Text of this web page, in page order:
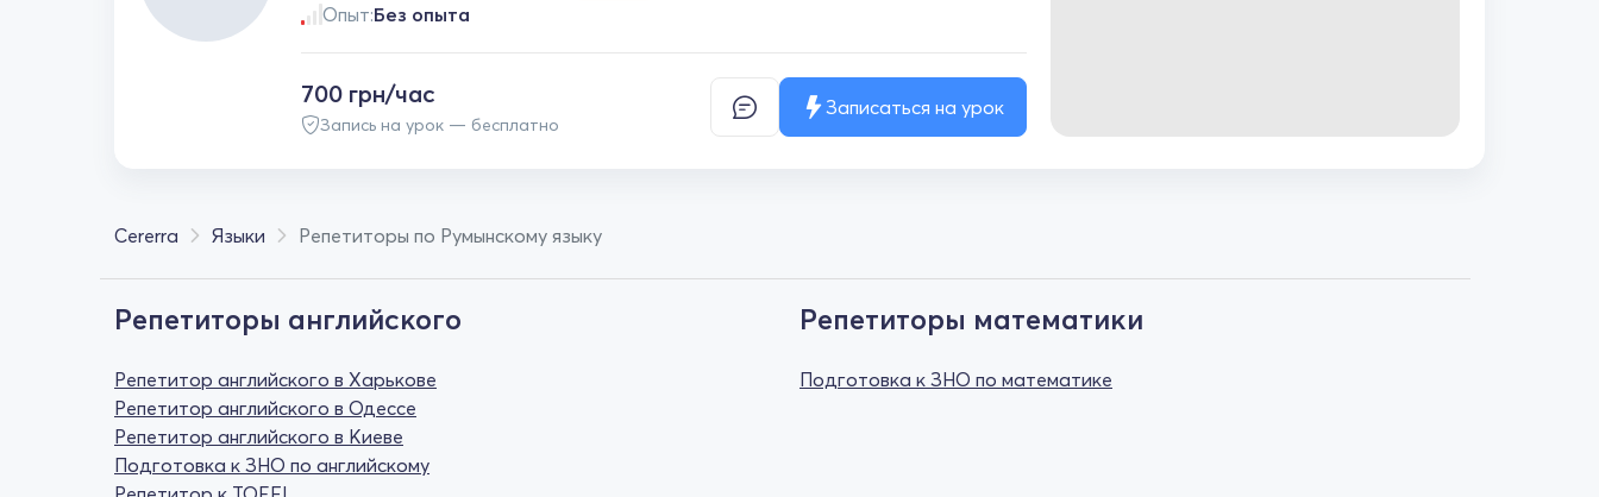
Опыт:Без опыта
700 грн/час
Запись на урок — бесплатно
Записаться на урок
Cererra Языки Репетиторы по Румынскому языку
Репетиторы английского
Репетитор английского в Харькове
Репетитор английского в Одессе
Репетитор английского в Киеве
Подготовка к ЗНО по английскому
Репетиторы математики
Подготовка к ЗНО по математике